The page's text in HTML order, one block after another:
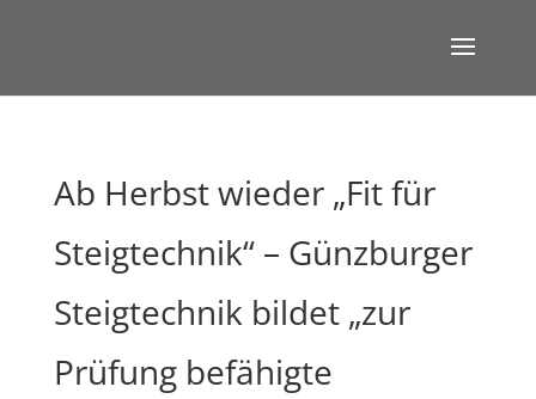
Ab Herbst wieder „Fit für
Steigtechnik“ – Günzburger
Steigtechnik bildet „zur
Prüfung befähigte